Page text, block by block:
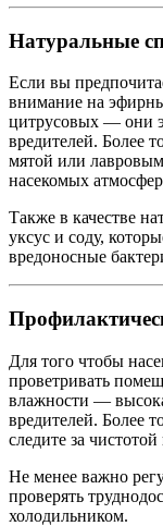
Натуральные
Если вы
внимание на
цитрусовых — они
вредителей. Более
мятой или
насекомых
Также в качестве
уксус и соду,
вредоносные
Для того чтобы
проветривать
влажности —
вредителей. Более
следите за
Не менее важно
проверять
холодильником.